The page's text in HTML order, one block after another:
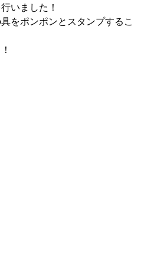
いました！
をポンポンとスタンプするこ